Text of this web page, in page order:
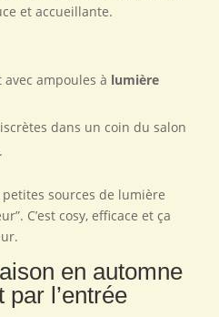
et accueillante.
avec ampoules à lumière
dans un coin du salon
sources de lumière
C’est cosy, efficace et ça
en automne
l’entrée